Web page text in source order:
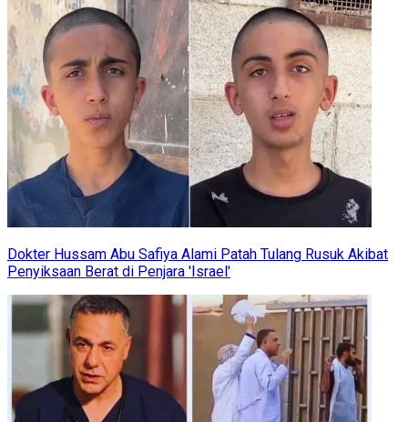
Dokter Hussam Abu Safiya Alami Patah Tulang Rusuk Akibat
Penyiksaan Berat di Penjara 'Israel'